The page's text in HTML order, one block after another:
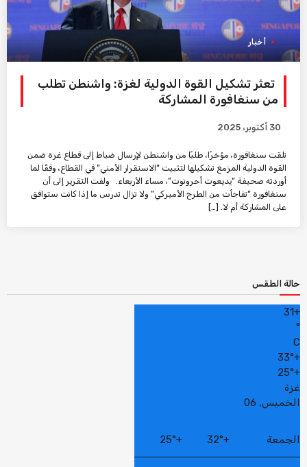
أخبار
تعثر تشكيل القوة الدولية لغزة: واشنطن تطلب
من سنغافورة المشاركة
30 أكتوبر، 2025
تلقت سنغافورة، مؤخرًا، طلبًا من واشنطن لإرسال ضباط إلى قطاع غزة ضمن
القوة الدولية المزمع تشكيلها لتثبيت “الاستقرار الأمني” في القطاع، وفقًا لما
أوردته صحيفة “يديعوت أحرونوت”، مساء الأربعاء. ولفت التقرير إلى أن
سنغافورة “تفاجأت من الطرح الأميركي” ولا تزال تدرس ما إذا كانت ستوافق
على المشاركة أم لا. […]
حالة الطقس
+
31
°
C
+
33°
+
25°
غزة
الخميس, 06
الجمعة +
32°
+
25°